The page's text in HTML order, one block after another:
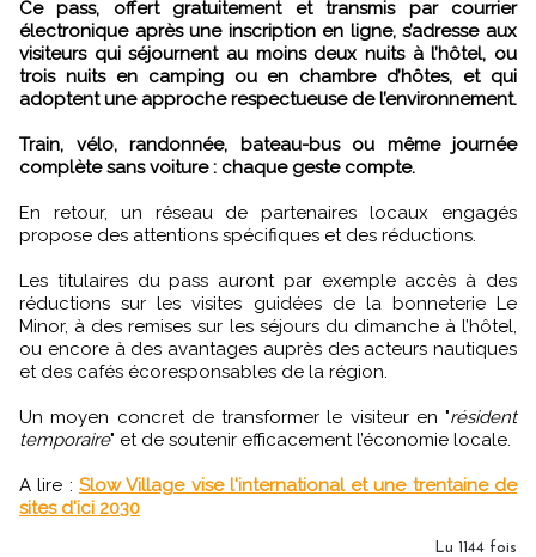
Ce pass, offert gratuitement et transmis par courrier
électronique après une inscription en ligne, s’adresse aux
visiteurs qui séjournent au moins deux nuits à l’hôtel, ou
trois nuits en camping ou en chambre d’hôtes, et qui
adoptent une approche respectueuse de l’environnement.
Train, vélo, randonnée, bateau-bus ou même journée
complète sans voiture : chaque geste compte.
En retour, un réseau de partenaires locaux engagés
propose des attentions spécifiques et des réductions.
Les titulaires du pass auront par exemple accès à des
réductions sur les visites guidées de la bonneterie Le
Minor, à des remises sur les séjours du dimanche à l’hôtel,
ou encore à des avantages auprès des acteurs nautiques
et des cafés écoresponsables de la région.
Un moyen concret de transformer le visiteur en "résident
temporaire" et de soutenir efficacement l’économie locale.
A lire : Slow Village vise l'international et une trentaine de
sites d'ici 2030
Lu 1144 fois